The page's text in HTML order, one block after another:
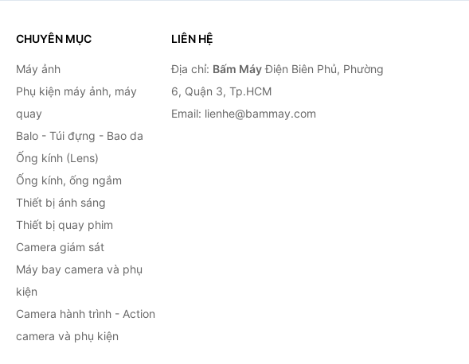
CHUYÊN MỤC
Máy ảnh
Phụ kiện máy ảnh, máy
quay
Balo - Túi đựng - Bao da
Ống kính (Lens)
Ống kính, ống ngắm
Thiết bị ánh sáng
Thiết bị quay phim
Camera giám sát
Máy bay camera và phụ
kiện
Camera hành trình - Action
camera và phụ kiện
LIÊN HỆ
Địa chỉ: Bấm MáyĐiện Biên Phủ, Phường
6, Quận 3, Tp.HCM
Email: lienhe@bammay.com